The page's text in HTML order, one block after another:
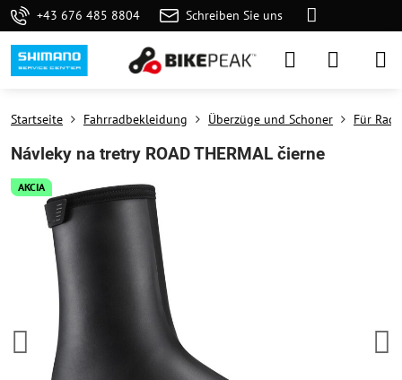
+43 676 485 8804 Schreiben Sie uns
AKCIA
Startseite Fahrradbekleidung Überzüge und Schoner Für
Návleky na tretry ROAD THERMAL čierne